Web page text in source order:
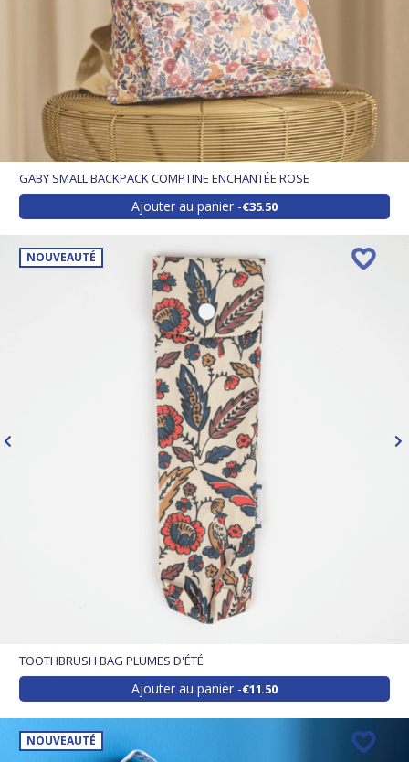
GABY SMALL BACKPACK COMPTINE ENCHANTÉE ROSE
Ajouter au panier €35.50
NOUVEAUTÉ
TOOTHBRUSH BAG PLUMES D'ÉTÉ
Ajouter au panier €11.50
NOUVEAUTÉ